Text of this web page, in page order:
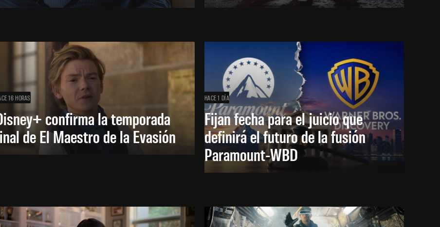
16 HORAS
confirma la temporada
de El Maestro de la Evasión
HACE 1 DÍA
Fijan fecha para el juicio que
definirá el futuro de la fusión
Paramount-WBD